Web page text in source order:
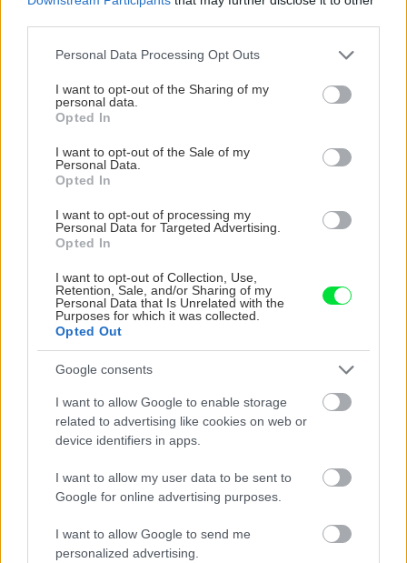
Please note that this website/app uses one or more Google
not limited to your visit or usage behaviour. You may click to
grant or deny consent to Google and its third-party tags to
use your data for below specified purposes in below Google
consent section.
Personal Data Processing Opt Outs
I want to opt-out of the Sharing of my
personal data.
Opted In
I want to opt-out of the Sale of my
Personal Data.
Opted In
I want to opt-out of processing my
Personal Data for Targeted Advertising.
Opted In
I want to opt-out of Collection, Use,
Retention, Sale, and/or Sharing of my
Personal Data that Is Unrelated with the
Purposes for which it was collected.
Opted Out
Google consents
I want to allow Google to enable storage
related to advertising like cookies on web or
device identifiers in apps.
I want to allow my user data to be sent to
Google for online advertising purposes.
I want to allow Google to send me
personalized advertising.
Vnútorné žalúzie sú v 40-stupňových
horúčavách pasca: Prečo z okna robia radiátor
a ako to vyriešiť za pár eur?
Chystáte sa zavárať kápiu? Táto chyba ju